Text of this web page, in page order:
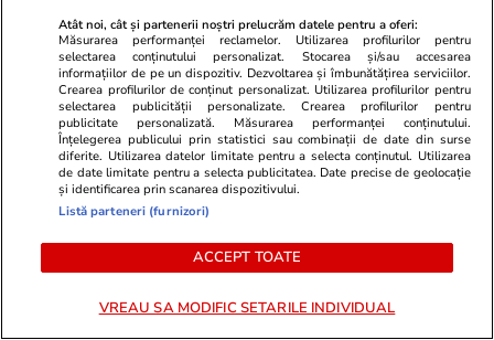
Horoscop Urania | Previziuni astrologice pentru
perioada 8 – 14 august 2026. Lună Nouă în
Leu; Eclipsă totală de Soare
Știri România 07:38
16 județe lovite sâmbătă de furtuni cu grindină
și ploi torențiale. Harta zonelor vizate de
avertizarea meteo ANM cod galben
Știri România
Atât noi, cât și partenerii noștri prelucrăm datele pentru a oferi:
Măsurarea performanței reclamelor. Utilizarea profilurilor pentru
selectarea conținutului personalizat. Stocarea și/sau accesarea
informațiilor de pe un dispozitiv. Dezvoltarea și îmbunătățirea serviciilor.
Crearea profilurilor de conținut personalizat. Utilizarea profilurilor pentru
selectarea publicității personalizate. Crearea profilurilor pentru
publicitate personalizată. Măsurarea performanței conținutului.
Înțelegerea publicului prin statistici sau combinații de date din surse
diferite. Utilizarea datelor limitate pentru a selecta conținutul. Utilizarea
de date limitate pentru a selecta publicitatea. Date precise de geolocație
și identificarea prin scanarea dispozitivului.
Listă parteneri (furnizori)
ACCEPT TOATE
VREAU SA MODIFIC SETARILE INDIVIDUAL